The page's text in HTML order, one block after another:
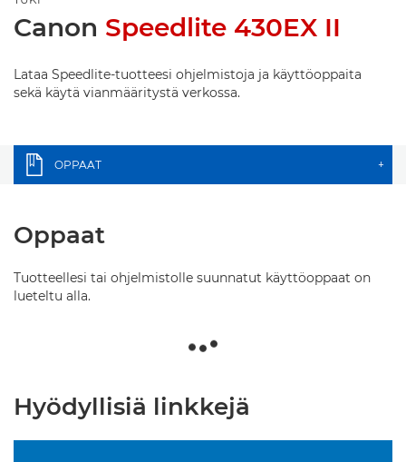
Canon Speedlite 430EX II
Lataa Speedlite-tuotteesi ohjelmistoja ja käyttöoppaita
sekä käytä vianmääritystä verkossa.
OPPAAT +
Oppaat
Tuotteellesi tai ohjelmistolle suunnatut käyttöoppaat on
lueteltu alla.
Hyödyllisiä linkkejä